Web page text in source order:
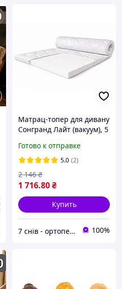
Матрац-топер для дивану
Сонгранд Лайт (вакуум), 5
Готово к отправке
5.0 (2)
1 716.80₴
2 146 ₴
Купить
7 снів - ортопедичні матраци та ліжка 100%